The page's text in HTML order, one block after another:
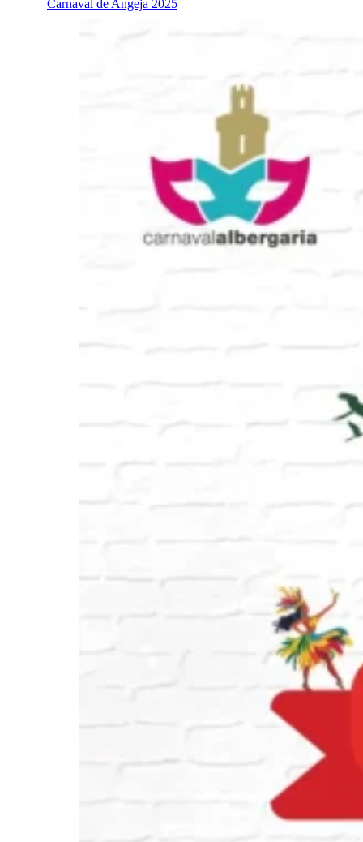
Carnaval de Angeja 2025